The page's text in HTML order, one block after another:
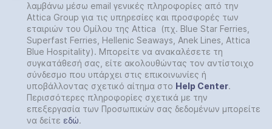
λαμβάνω μέσω email γενικές πληροφορίες από την
Attica Group για τις υπηρεσίες και προσφορές των
εταιριών του Ομίλου της Attica (πχ. Blue Star Ferries,
Superfast Ferries, Hellenic Seaways, Anek Lines, Attica
Blue Hospitality). Μπορείτε να ανακαλέσετε τη
συγκατάθεσή σας, είτε ακολουθώντας τον αντίστοιχο
σύνδεσμο που υπάρχει στις επικοινωνίες ή
υποβάλλοντας σχετικό αίτημα στο Help Center.
Περισσότερες πληροφορίες σχετικά με την
επεξεργασία των Προσωπικών σας δεδομένων μπορείτε
να δείτε εδώ.